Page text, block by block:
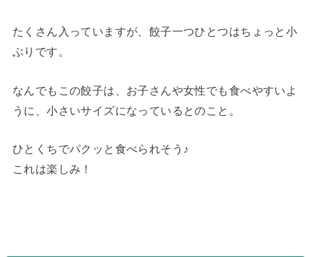
たくさん入っていますが、餃子一つひとつはちょっと小
ぶりです。
なんでもこの餃子は、お子さんや女性でも食べやすいよ
うに、小さいサイズになっているとのこと。
ひとくちでパクッと食べられそう♪
これは楽しみ！